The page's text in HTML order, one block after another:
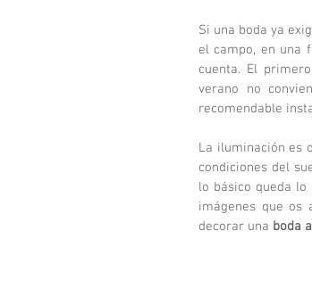
Si una boda ya
el campo, en una
cuenta. El
verano no
recomendable
La iluminación es
condiciones del
lo básico queda
imágenes que os
decorar una boda